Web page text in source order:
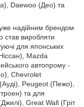
Daewoo (Део) та
надійним брендом
став виробляти
для японських
Mazda
автопрому -
Chevrolet
Peugeot (Пежо),
та для
Great Wall (Гріт